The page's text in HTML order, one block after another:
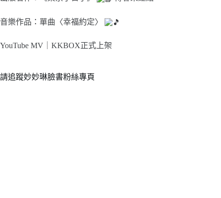
音樂作品：單曲〈幸福約定〉
YouTube MV｜ KKBOX正式上架
請追蹤妙妙琳臉書粉絲專頁